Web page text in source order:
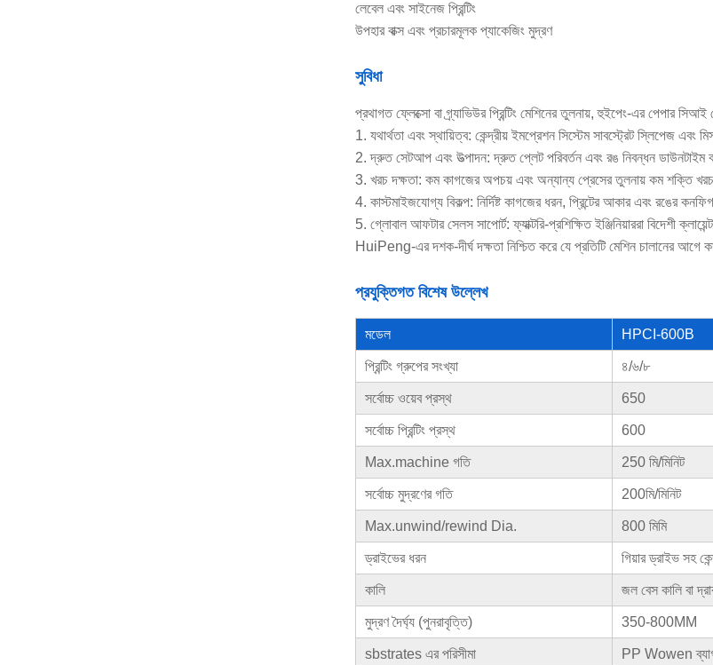
লেবেল এবং সাইনেজ প্রিন্টিং
উপহার বাক্স এবং প্রচারমূলক প্যাকেজিং মুদ্রণ
সুবিধা
প্রথাগত ফ্লেক্সো বা গ্র্যাভিউর প্রিন্টিং মেশিনের তুলনায়, হুইপেং-এর পেপার সিআই
1. যথার্থতা এবং স্থায়িত্ব: কেন্দ্রীয় ইমপ্রেশন সিস্টেম সাবস্ট্রেট স্লিপেজ এবং
2. দ্রুত সেটআপ এবং উত্পাদন: দ্রুত প্লেট পরিবর্তন এবং রঙ নিবন্ধন ডাউনটাইম
3. খরচ দক্ষতা: কম কাগজের অপচয় এবং অন্যান্য প্রেসের তুলনায় কম শক্তি
4. কাস্টমাইজযোগ্য বিকল্প: নির্দিষ্ট কাগজের ধরন, প্রিন্টের আকার এবং রঙের
5. গ্লোবাল আফটার সেলস সাপোর্ট: ফ্যাক্টরি-প্রশিক্ষিত ইঞ্জিনিয়াররা বিদেশী
HuiPeng-এর দশক-দীর্ঘ দক্ষতা নিশ্চিত করে যে প্রতিটি মেশিন চালানের আগে
প্রযুক্তিগত বিশেষ উল্লেখ
মডেল HPCI-600B
প্রিন্টিং গ্রুপের সংখ্যা ৪/৬/৮
সর্বোচ্চ ওয়েব প্রস্থ 650
সর্বোচ্চ প্রিন্টিং প্রস্থ 600
Max.machine গতি 250 মি/মিনিট
সর্বোচ্চ মুদ্রণের গতি 200মি/মিনিট
Max.unwind/rewind Dia. 800 মিমি
ড্রাইভের ধরন গিয়ার ড্রাইভ সহ
কালি জল বেস কালি বা
মুদ্রণ দৈর্ঘ্য (পুনরাবৃত্তি) 350-800MM
sbstrates এর পরিসীমা PP Wowen